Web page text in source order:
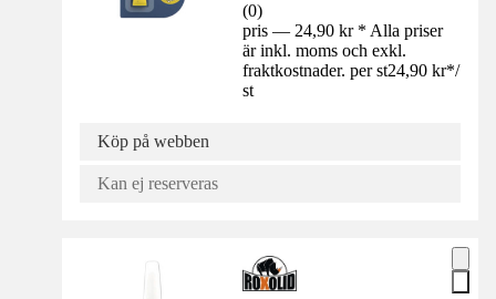
(0)
pris — 24,90 kr * Alla priser
är inkl. moms och exkl.
fraktkostnader. per st24,90 kr*/
st
Köp på webben
Kan ej reserveras